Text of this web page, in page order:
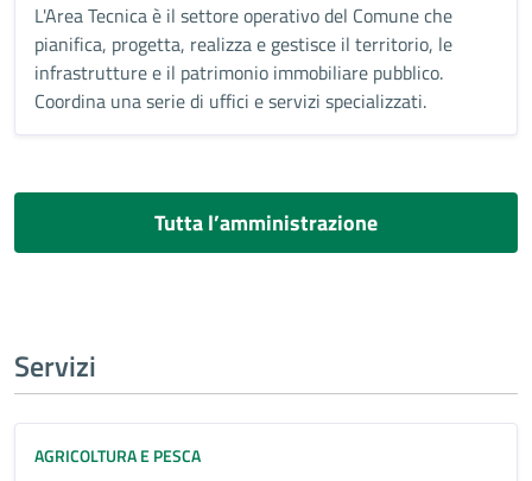
L'Area Tecnica è il settore operativo del Comune che
pianifica, progetta, realizza e gestisce il territorio, le
infrastrutture e il patrimonio immobiliare pubblico.
Coordina una serie di uffici e servizi specializzati.
Tutta l’amministrazione
Servizi
AGRICOLTURA E PESCA